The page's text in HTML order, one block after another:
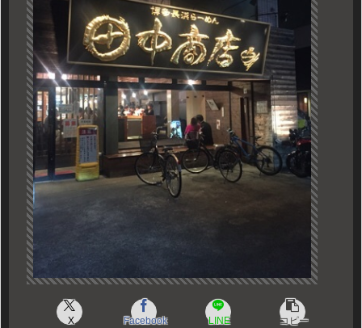
X Facebook LINE コピー